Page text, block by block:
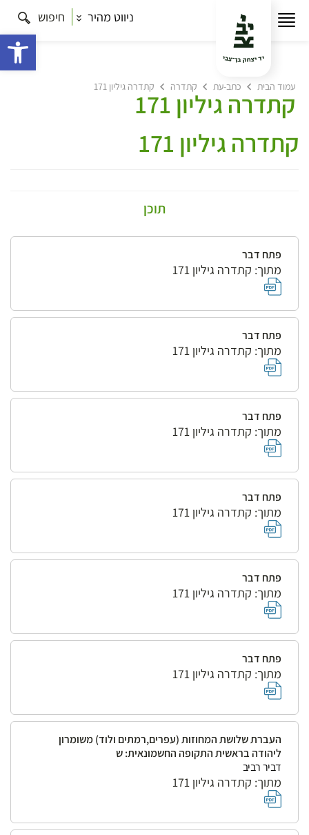
ניווט מהיר חיפוש
עמוד הבית כתב-עת קתדרה קתדרה גיליון 171
קתדרה גיליון 171
קתדרה גיליון 171
תוכן
פתח דבר
מתוך: קתדרה גיליון 171
פתח דבר
מתוך: קתדרה גיליון 171
פתח דבר
מתוך: קתדרה גיליון 171
פתח דבר
מתוך: קתדרה גיליון 171
פתח דבר
מתוך: קתדרה גיליון 171
פתח דבר
מתוך: קתדרה גיליון 171
העברת שלושת המחוזות (עפרים,רמתים ולוד) משומרון
ליהודה בראשית התקופה החשמונאית: ש
דביר רביב
מתוך: קתדרה גיליון 171